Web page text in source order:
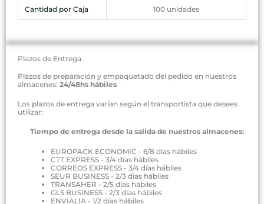
Cantidad por Caja 100 unidades
Plazos de Entrega
Plazos de preparación y empaquetado del pedido en nuestros
almacenes: 24/48hs hábiles
Los plazos de entrega varían según el transportista que desees
utilizar:
Tiempo de entrega desde la salida de nuestros almacenes:
EUROPACK ECONOMIC - 6/8 días hábiles
CTT EXPRESS - 3/4 días hábiles
CORREOS EXPRESS - 3/4 días hábiles
SEUR BUSINESS - 2/3 días hábiles
TRANSAHER - 2/5 días hábiles
GLS BUSINESS - 2/3 días hábiles
ENVIALIA - 1/2 días hábiles